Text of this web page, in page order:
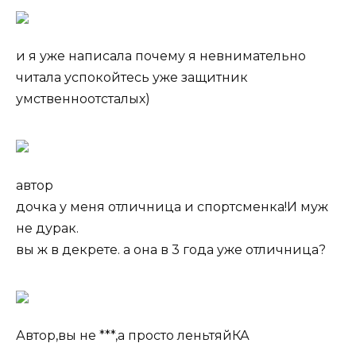
и я уже написала почему я невнимательно
читала успокойтесь уже защитник
умственноотсталых)
автор
дочка у меня отличница и спортсменка!И муж
не дурак.
вы ж в декрете. а она в 3 года уже отличница?
Автор,вы не ***,а просто леньтяйКА